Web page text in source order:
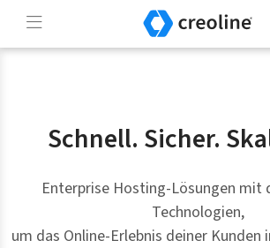
Schnell. Sicher.
Enterprise Hosting-Lösungen mit
Technologien,
um das Online-Erlebnis deiner